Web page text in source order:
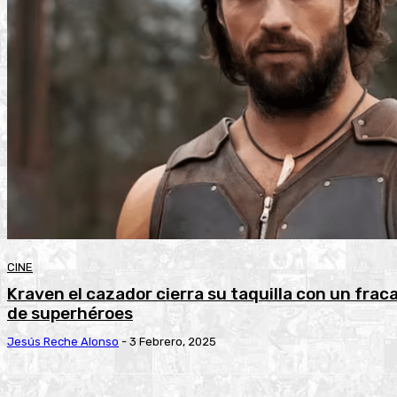
CINE
Kraven el cazador cierra su taquilla con un
de superhéroes
Jesús Reche Alonso - 3 Febrero, 2025